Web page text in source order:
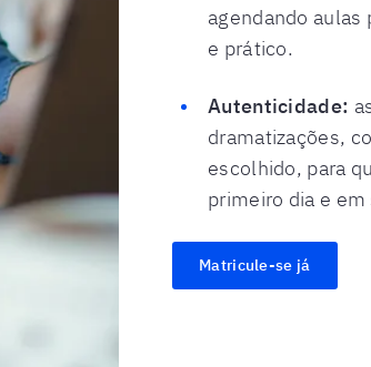
agendando aulas
e prático.
Autenticidade:
dramatizações,
escolhido, para
primeiro dia e
Matricule-se já